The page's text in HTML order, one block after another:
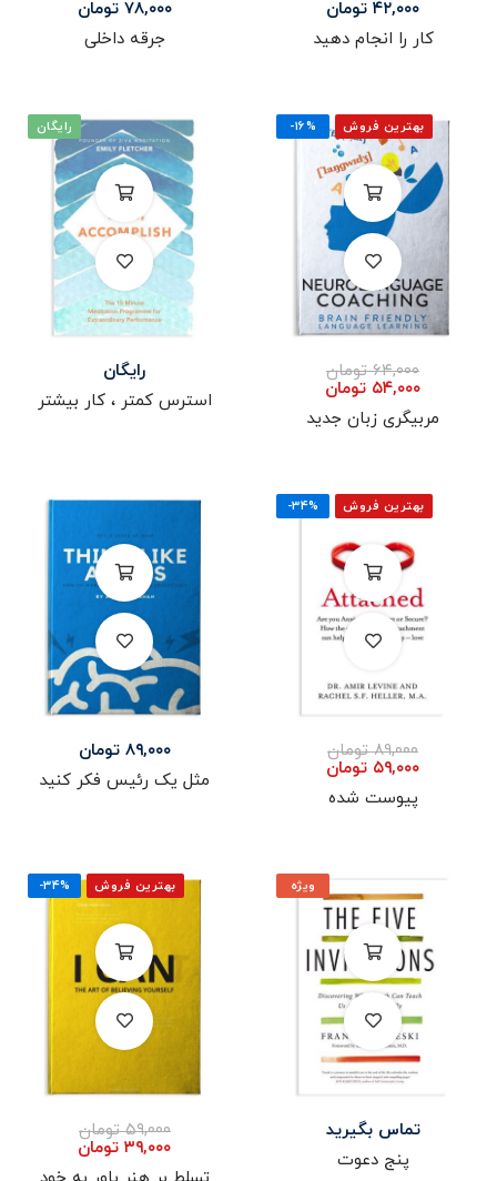
۴۲,۰۰۰ تومان
کار را انجام دهید
۷۸,۰۰۰ تومان
جرقه داخلی
بهترین فروش -۱۶%
۶۴,۰۰۰ تومان
۵۴,۰۰۰ تومان
مربیگری زبان جدید
رایگان
رایگان
استرس کمتر ، کار بیشتر
بهترین فروش -۳۴%
۸۹,۰۰۰ تومان
۵۹,۰۰۰ تومان
پیوست شده
۸۹,۰۰۰ تومان
مثل یک رئیس فکر کنید
ویژه
تماس بگیرید
پنج دعوت
بهترین فروش -۳۴%
۵۹,۰۰۰ تومان
۳۹,۰۰۰ تومان